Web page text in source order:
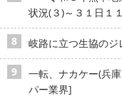
状況(３)～３１日
岐路に立つ生協の
一転、ナカケー(兵
パー業界]